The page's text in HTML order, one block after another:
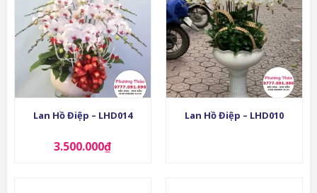
Lan Hồ Điệp – LHD014
3.500.000₫
Lan Hồ Điệp – LHD010